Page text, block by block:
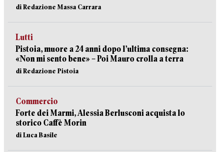
di Redazione Massa Carrara
Lutti
Pistoia, muore a 24 anni dopo l’ultima consegna:
«Non mi sento bene» – Poi Mauro crolla a terra
di Redazione Pistoia
Commercio
Forte dei Marmi, Alessia Berlusconi acquista lo
storico Caffè Morin
di Luca Basile